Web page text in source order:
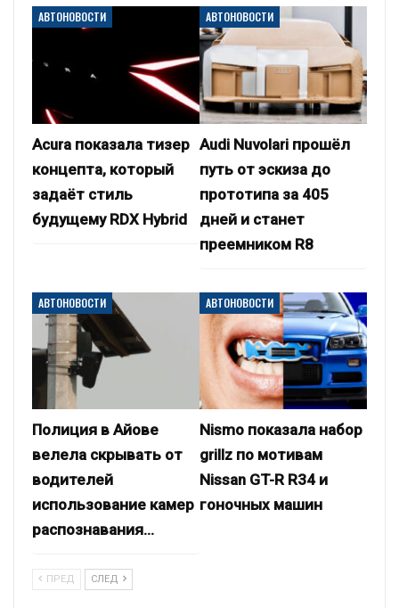
АВТОНОВОСТИ
Acura показала тизер
концепта, который
задаёт стиль
будущему RDX Hybrid
АВТОНОВОСТИ
Audi Nuvolari прошёл
путь от эскиза до
прототипа за 405
дней и станет
преемником R8
АВТОНОВОСТИ
Полиция в Айове
велела скрывать от
водителей
использование камер
распознавания…
АВТОНОВОСТИ
Nismo показала набор
grillz по мотивам
Nissan GT-R R34 и
гоночных машин
ПРЕД СЛЕД